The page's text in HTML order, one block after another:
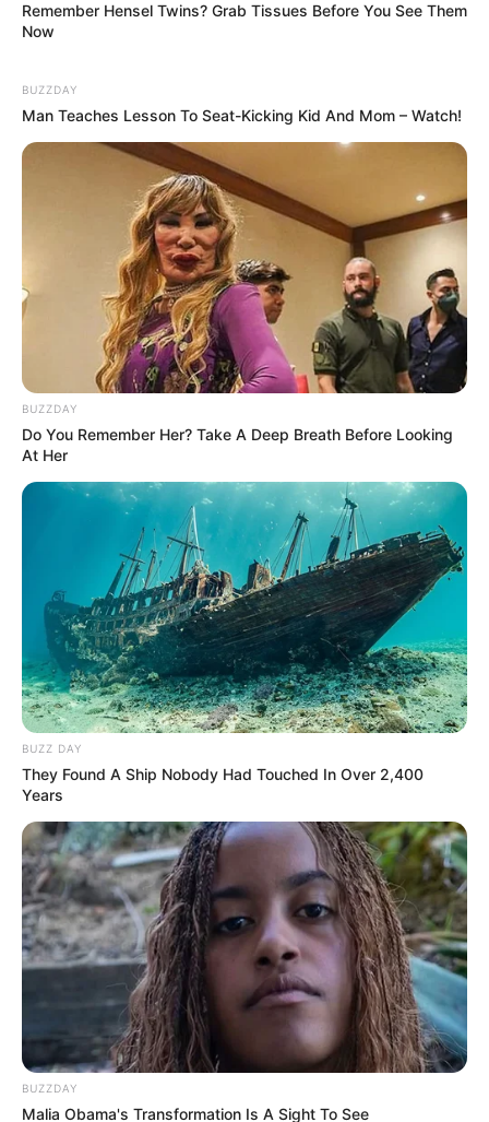
Serem! 9 Chat Ojek Online &
Bikin Ngakak, 10 Potret
Cosplay Murah Pakai Bahan
Seadanya
Anti Mainstream, 10 Cara
Membawa Barang Belanjaan
Versi Warga Thailand
Langka Banget! 10 Pose Lucu
Gemes
Ambyar! 10 Kalimat Baper
Pakai Bahasa Jawa Ini Bikin
Galau Abis
Remember Hensel Twins? Grab Tissues Before You See Them
Now
BUZZDAY
Man Teaches Lesson To Seat-Kicking Kid And Mom – Watch!
BUZZDAY
Do You Remember Her? Take A Deep Breath Before Looking
At Her
BUZZ DAY
They Found A Ship Nobody Had Touched In Over 2,400
Years
BUZZDAY
Malia Obama's Transformation Is A Sight To See